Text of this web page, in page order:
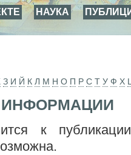
НАУКА
З И Й К Л М Н О П Р С Т У Ф Х
ИНФОРМАЦИИ
к